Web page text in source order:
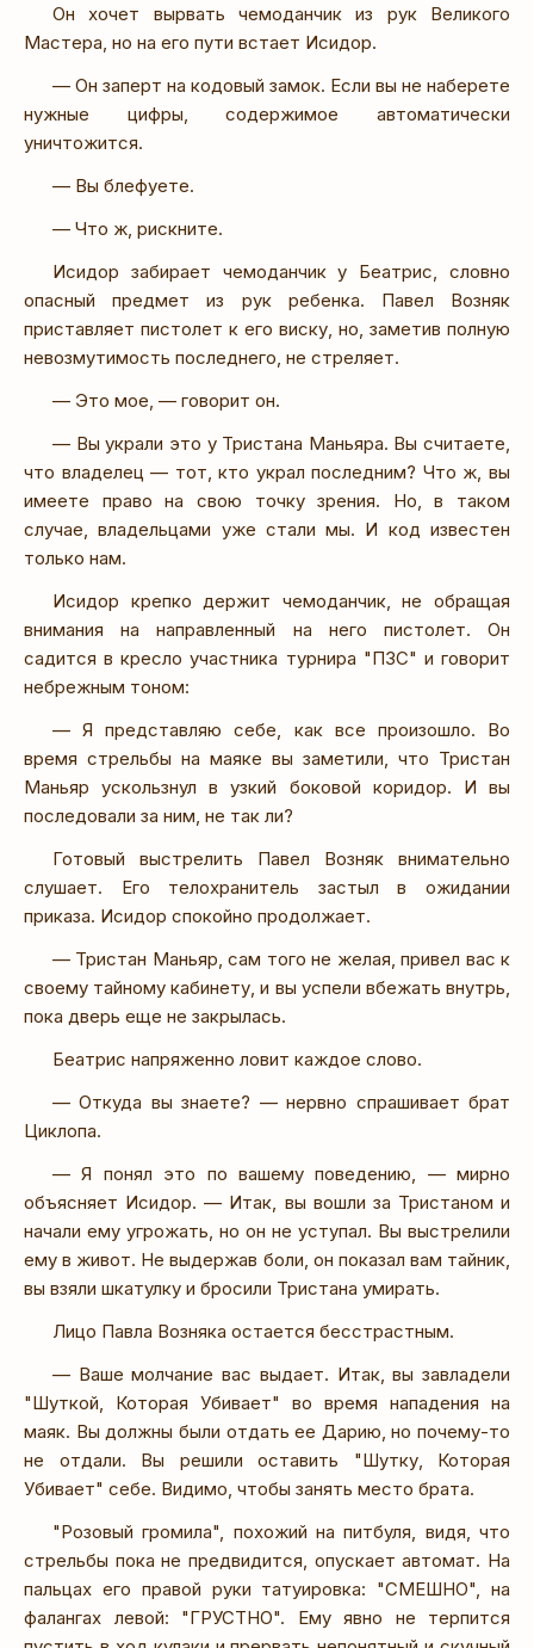
Он хочет вырвать чемоданчик из рук Великого
Мастера, но на его пути встает Исидор.
— Он заперт на кодовый замок. Если вы не наберете
нужные цифры, содержимое автоматически
уничтожится.
— Вы блефуете.
— Что ж, рискните.
Исидор забирает чемоданчик у Беатрис, словно
опасный предмет из рук ребенка. Павел Возняк
приставляет пистолет к его виску, но, заметив полную
невозмутимость последнего, не стреляет.
— Это мое, — говорит он.
— Вы украли это у Тристана Маньяра. Вы считаете,
что владелец — тот, кто украл последним? Что ж, вы
имеете право на свою точку зрения. Но, в таком
случае, владельцами уже стали мы. И код известен
только нам.
Исидор крепко держит чемоданчик, не обращая
внимания на направленный на него пистолет. Он
садится в кресло участника турнира "ПЗС" и говорит
небрежным тоном:
— Я представляю себе, как все произошло. Во
время стрельбы на маяке вы заметили, что Тристан
Маньяр ускользнул в узкий боковой коридор. И вы
последовали за ним, не так ли?
Готовый выстрелить Павел Возняк внимательно
слушает. Его телохранитель застыл в ожидании
приказа. Исидор спокойно продолжает.
— Тристан Маньяр, сам того не желая, привел вас к
своему тайному кабинету, и вы успели вбежать внутрь,
пока дверь еще не закрылась.
Беатрис напряженно ловит каждое слово.
— Откуда вы знаете? — нервно спрашивает брат
Циклопа.
— Я понял это по вашему поведению, — мирно
объясняет Исидор. — Итак, вы вошли за Тристаном и
начали ему угрожать, но он не уступал. Вы выстрелили
ему в живот. Не выдержав боли, он показал вам тайник,
вы взяли шкатулку и бросили Тристана умирать.
Лицо Павла Возняка остается бесстрастным.
— Ваше молчание вас выдает. Итак, вы завладели
"Шуткой, Которая Убивает" во время нападения на
маяк. Вы должны были отдать ее Дарию, но почему-то
не отдали. Вы решили оставить "Шутку, Которая
Убивает" себе. Видимо, чтобы занять место брата.
"Розовый громила", похожий на питбуля, видя, что
стрельбы пока не предвидится, опускает автомат. На
пальцах его правой руки татуировка: "СМЕШНО", на
фалангах левой: "ГРУСТНО". Ему явно не терпится